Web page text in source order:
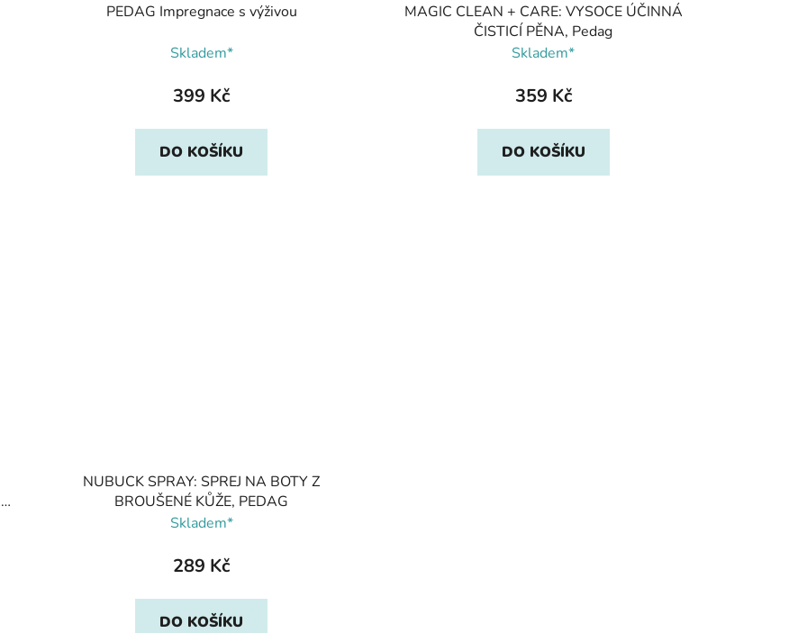
PEDAG Impregnace s výživou
Skladem*
399 Kč
DO KOŠÍKU
MAGIC CLEAN + CARE: VYSOCE ÚČINNÁ
ČISTICÍ PĚNA, Pedag
Skladem*
359 Kč
DO KOŠÍKU
NUBUCK SPRAY: SPREJ NA BOTY Z
BROUŠENÉ KŮŽE, PEDAG
Skladem*
289 Kč
DO KOŠÍKU